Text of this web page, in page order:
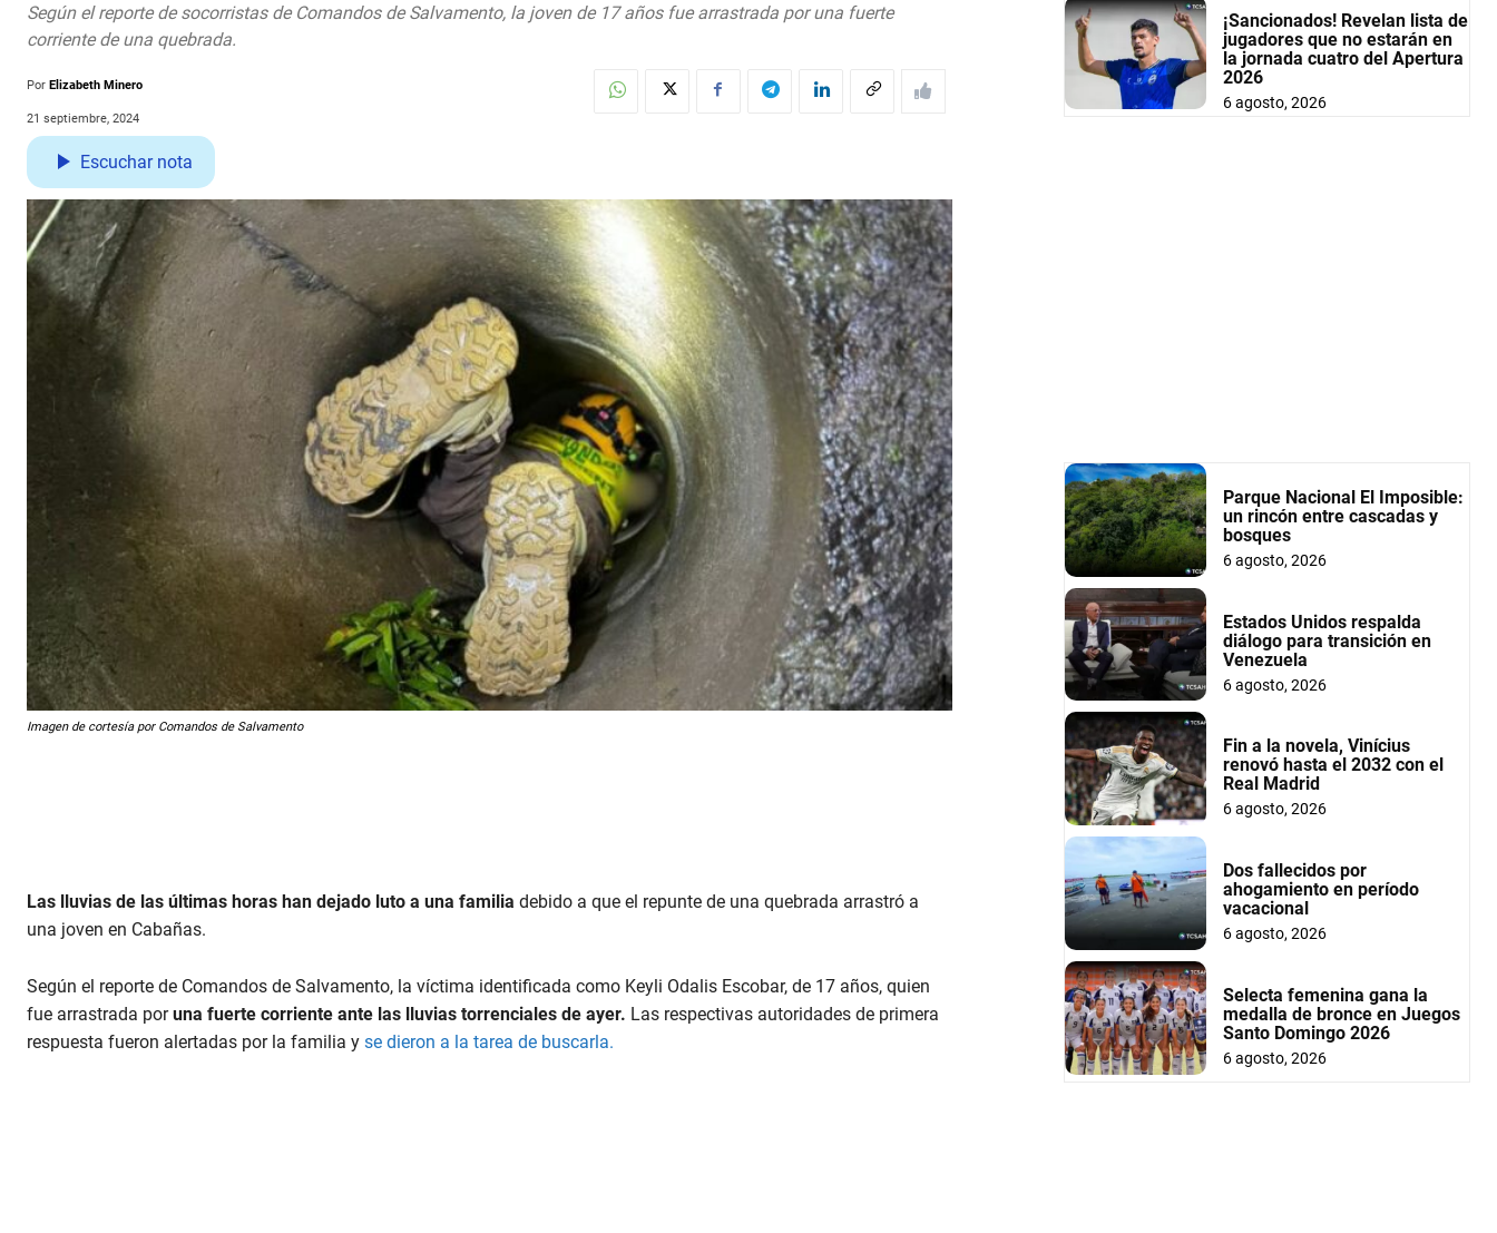
Según el reporte de socorristas de Comandos de Salvamento, la joven de 17 años fue arrastrada por una fuerte
corriente de una quebrada.
Por Elizabeth Minero
21 septiembre, 2024
Escuchar nota
Imagen de cortesía por Comandos de Salvamento
Las lluvias de las últimas horas han dejado luto a una familia debido a que el repunte de una quebrada arrastró a
una joven en Cabañas.
Según el reporte de Comandos de Salvamento, la víctima identificada como Keyli Odalis Escobar, de 17 años, quien
fue arrastrada poruna fuerte corriente ante las lluvias torrenciales de ayer. Las respectivas autoridades de primera
respuesta fueron alertadas por la familia y se dieron a la tarea de buscarla.
¡Sancionados! Revelan lista de
jugadores que no estarán en
la jornada cuatro del Apertura
2026
6 agosto, 2026
Parque Nacional El Imposible:
un rincón entre cascadas y
bosques
6 agosto, 2026
Estados Unidos respalda
diálogo para transición en
Venezuela
6 agosto, 2026
Fin a la novela, Vinícius
renovó hasta el 2032 con el
Real Madrid
6 agosto, 2026
Dos fallecidos por
ahogamiento en período
vacacional
6 agosto, 2026
Selecta femenina gana la
medalla de bronce en Juegos
Santo Domingo 2026
6 agosto, 2026